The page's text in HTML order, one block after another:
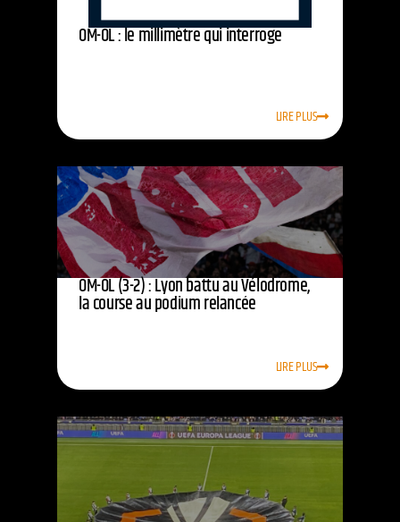
OM-OL : le millimètre qui interroge
LIRE PLUS
OM-OL (3-2) : Lyon battu au Vélodrome,
la course au podium relancée
LIRE PLUS